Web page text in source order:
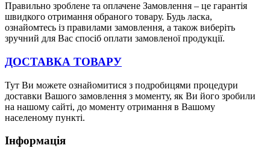
Правильно зроблене та оплачене Замовлення – це гарантія
швидкого отримання обраного товару. Будь ласка,
ознайомтесь із правилами замовлення, а також виберіть
зручний для Вас спосіб оплати замовленої продукції.
ДОСТАВКА ТОВАРУ
Тут Ви можете ознайомитися з подробицями процедури
доставки Вашого замовлення з моменту, як Ви його зробили
на нашому сайті, до моменту отримання в Вашому
населеному пункті.
Інформація